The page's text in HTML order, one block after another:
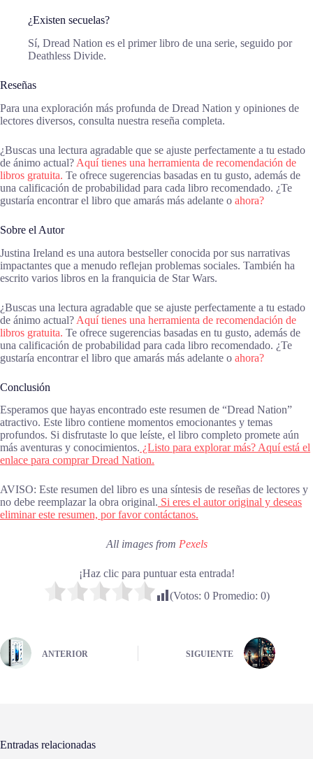
¿Existen secuelas?
Sí, Dread Nation es el primer libro de una serie, seguido por
Deathless Divide.
Reseñas
Para una exploración más profunda de Dread Nation y opiniones de
lectores diversos, consulta nuestra reseña completa.
¿Buscas una lectura agradable que se ajuste perfectamente a tu estado
de ánimo actual? Aquí tienes una herramienta de recomendación de
libros gratuita. Te ofrece sugerencias basadas en tu gusto, además de
una calificación de probabilidad para cada libro recomendado. ¿Te
gustaría encontrar el libro que amarás más adelante o ahora?
Sobre el Autor
Justina Ireland es una autora bestseller conocida por sus narrativas
impactantes que a menudo reflejan problemas sociales. También ha
escrito varios libros en la franquicia de Star Wars.
¿Buscas una lectura agradable que se ajuste perfectamente a tu estado
de ánimo actual? Aquí tienes una herramienta de recomendación de
libros gratuita. Te ofrece sugerencias basadas en tu gusto, además de
una calificación de probabilidad para cada libro recomendado. ¿Te
gustaría encontrar el libro que amarás más adelante o ahora?
Conclusión
Esperamos que hayas encontrado este resumen de “Dread Nation”
atractivo. Este libro contiene momentos emocionantes y temas
profundos. Si disfrutaste lo que leíste, el libro completo promete aún
más aventuras y conocimientos. ¿Listo para explorar más? Aquí está el
enlace para comprar Dread Nation.
AVISO: Este resumen del libro es una síntesis de reseñas de lectores y
no debe reemplazar la obra original. Si eres el autor original y deseas
eliminar este resumen, por favor contáctanos.
All images from Pexels
¡Haz clic para puntuar esta entrada!
(Votos: 0Promedio: 0)
ANTERIOR SIGUIENTE
Entradas relacionadas